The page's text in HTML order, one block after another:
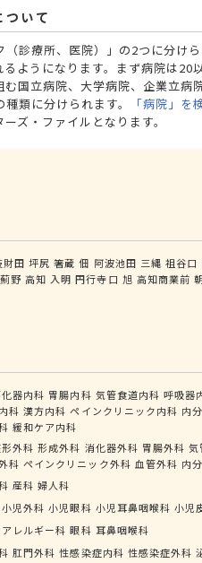
ついて
診療所、医院）」の2つに分け
ようになります。まず病院は20
国立病院、大学病院、企業立病
類に分けられます。
「病院」
ズ・ファイルとなります。
財田 坪尻 箸蔵 佃 阿波池田 三縄 祖谷口
薊野 高知 入明 円行寺口 旭 高知商業前
器内科 胃腸内科 気管食道内科 呼吸器
科 漢方内科 ペインクリニック内科 内
緩和ケア内科
外科 形成外科 消化器外科 胃腸外科 気
科 ペインクリニック外科 血管外科 内
産科 婦人科
小児外科 小児眼科 小児耳鼻咽喉科 小児
アレルギー科 眼科 耳鼻咽喉科
肛門外科 性感染症内科 性感染症外科